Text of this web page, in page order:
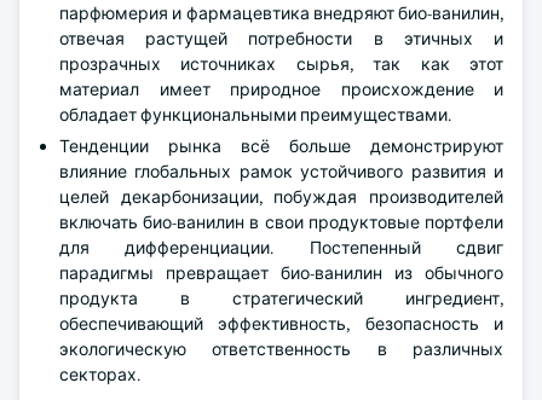
парфюмерия и фармацевтика внедряют био-ванилин,
отвечая растущей потребности в этичных и
прозрачных источниках сырья, так как этот
материал имеет природное происхождение и
обладает функциональными преимуществами.
Тенденции рынка всё больше демонстрируют
влияние глобальных рамок устойчивого развития и
целей декарбонизации, побуждая производителей
включать био-ванилин в свои продуктовые портфели
для дифференциации. Постепенный сдвиг
парадигмы превращает био-ванилин из обычного
продукта в стратегический ингредиент,
обеспечивающий эффективность, безопасность и
экологическую ответственность в различных
секторах.